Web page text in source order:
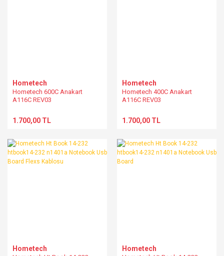
Hometech
Hometech 600C Anakart
A116C REV03
1.700,00 TL
Hometech
Hometech 400C Anakart
A116C REV03
1.700,00 TL
Hometech Hometech